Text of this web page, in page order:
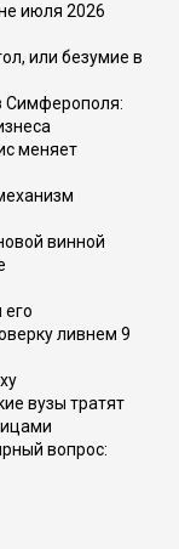
июля 2026
или безумие в
Симферополя:
меняет
винной
его
ливнем 9
вузы тратят
вопрос: